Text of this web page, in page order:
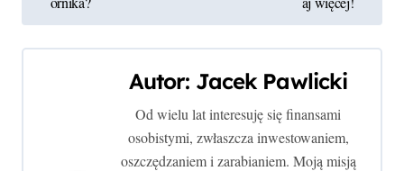
w
i
Autor: Jacek Pawlicki
Od wielu lat interesuję się finansami
osobistymi, zwłaszcza inwestowaniem,
oszczędzaniem i zarabianiem. Moją misją